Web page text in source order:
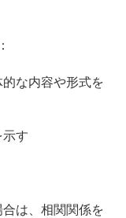
：
な内容や形式を
す
は、相関関係を